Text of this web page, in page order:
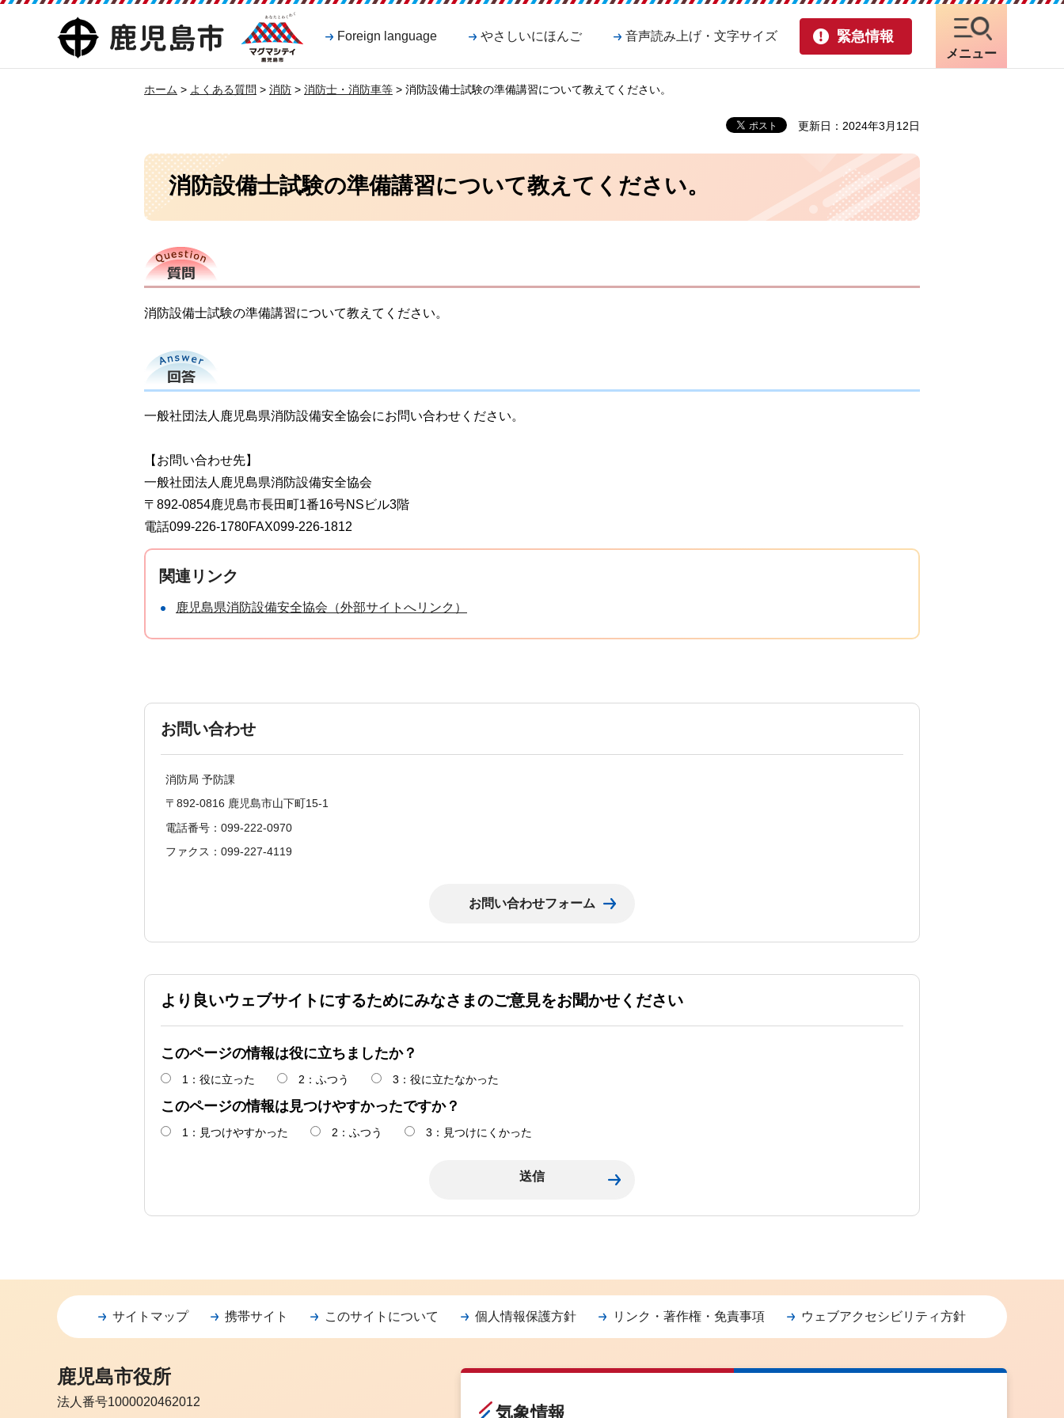
鹿児島市
マグマシティ
鹿児島市
Foreign language やさしいにほんご 音声読み上げ・文字サイズ 緊急情報
メニュー
ホーム > よくある質問 > 消防 > 消防士・消防車等 > 消防設備士試験の準備講習について教えてください。
更新日：2024年3月12日
消防設備士試験の準備講習について教えてください。
質問
消防設備士試験の準備講習について教えてください。
回答
一般社団法人鹿児島県消防設備安全協会にお問い合わせください。
【お問い合わせ先】
一般社団法人鹿児島県消防設備安全協会
〒892-0854鹿児島市長田町1番16号NSビル3階
電話099-226-1780FAX099-226-1812
関連リンク
鹿児島県消防設備安全協会（外部サイトへリンク）
お問い合わせ
消防局 予防課
〒892-0816 鹿児島市山下町15-1
電話番号：099-222-0970
ファクス：099-227-4119
より良いウェブサイトにするためにみなさまのご意見をお聞かせください
このページの情報は役に立ちましたか？
1：役に立った 2：ふつう 3：役に立たなかった
このページの情報は見つけやすかったですか？
1：見つけやすかった 2：ふつう 3：見つけにくかった
サイトマップ 携帯サイト このサイトについて 個人情報保護方針 リンク・著作権・免責事項 ウェブアクセシビリティ方針
鹿児島市役所
法人番号1000020462012
気象情報